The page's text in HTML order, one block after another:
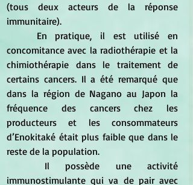
(tous deux acteurs de la réponse
immunitaire).
concomitance avec la radiothérapie et la
chimiothérapie dans le traitement de
certains cancers. Il a été remarqué que
dans la région de Nagano au Japon la
fréquence des cancers chez les
producteurs et les consommateurs
d’Enokitaké était plus faible que dans le
reste de la population.
immunostimulante qui va de pair avec